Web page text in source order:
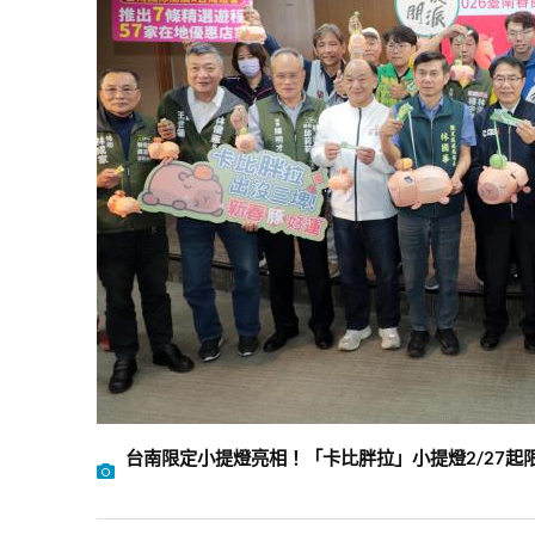
台南限定小提燈亮相！「卡比胖拉」小提燈2/27起